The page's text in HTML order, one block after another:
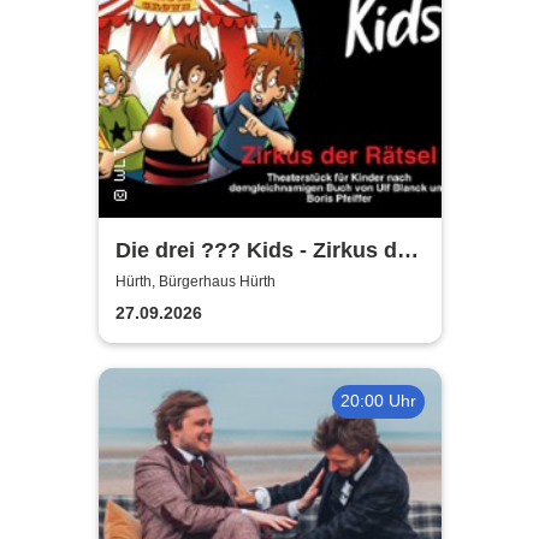
Die drei ??? Kids - Zirkus der
Rätsel | Bürgerhaus Hürth
Hürth, Bürgerhaus Hürth
27.09.2026
20:00 Uhr